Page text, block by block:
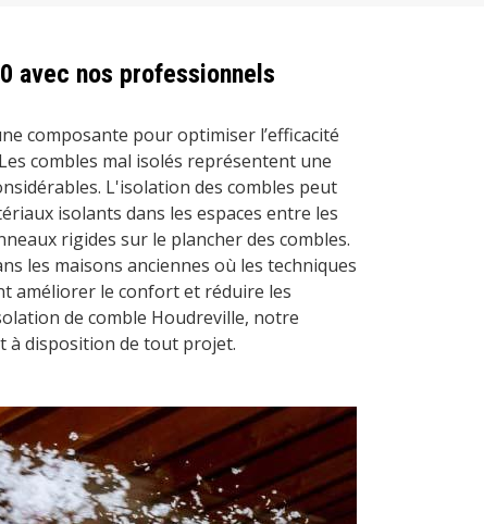
avec nos professionnels
composante pour optimiser l’efficacité
combles mal isolés représentent une
L'isolation des combles peut
isolants dans les espaces entre les
rigides sur le plancher des combles.
les maisons anciennes où les techniques
améliorer le confort et réduire les
de comble Houdreville, notre
à disposition de tout projet.